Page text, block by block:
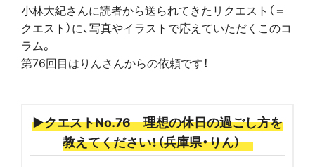
小林大紀さんに読者から送られてきたリクエスト（＝
クエスト）に、写真やイラストで応えていただくこのコ
ラム。
第76回目はりんさんからの依頼です！
▶クエストNo.76 理想の休日の過ごし方を
教えてください！（兵庫県・りん）